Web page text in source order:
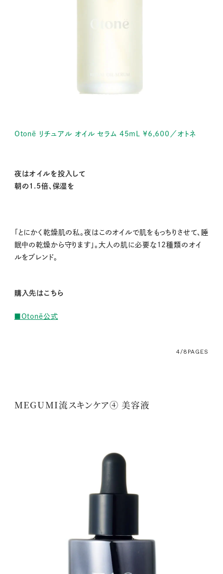
Otonë リチュアル オイル セラム 45mL ¥6,600／オトネ
夜はオイルを投入して
朝の1.5倍、保湿を
「とにかく乾燥肌の私。夜はこのオイルで肌をもっちりさせて、睡
眠中の乾燥から守ります」。大人の肌に必要な12種類のオイ
ルをブレンド。
購入先はこちら
■Otonë公式
4/8 PAGES
MEGUMI流スキンケア④ 美容液